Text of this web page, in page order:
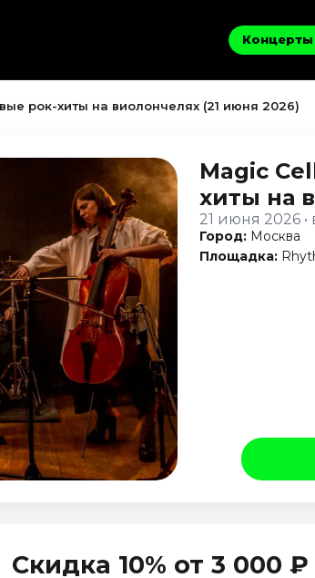
Концерты
рок-хиты на виолончелях (21 июня 2026)
Magic
хиты на
21 июня 2026 •
Город: Москва
Площадка:
Скидка 10% от 3 000